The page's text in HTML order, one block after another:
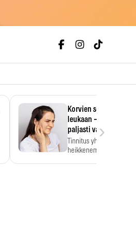
Korvien soiminen
leukaan – 47 349
paljasti vahvan
Tinnitus yhdistetään
heikkenemiseen.
›